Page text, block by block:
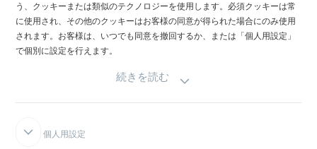
国を選択
お住まいの国を選択してください
う、クッキーまたは類似のテクノロジーを使用します。必須クッキーは常
に使用され、その他のクッキーはお客様の同意が得られた場合にのみ使用
されます。お客様は、いつでも同意を撤回するか、または「個人用設定」
で個別に設定を行えます。
続きを読む
個人用設定